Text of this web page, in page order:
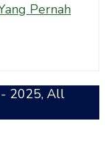
Pernah
- 2025, All